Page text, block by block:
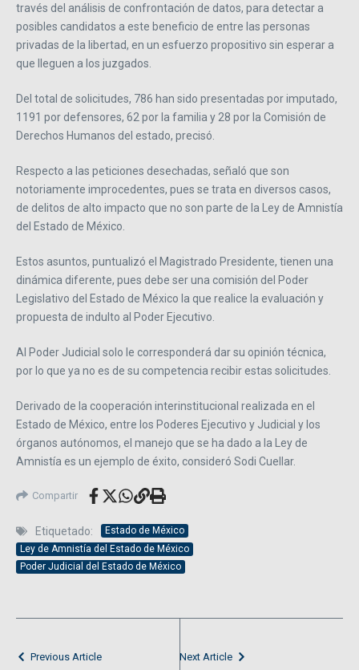
través del análisis de confrontación de datos, para detectar a
posibles candidatos a este beneficio de entre las personas
privadas de la libertad, en un esfuerzo propositivo sin esperar a
que lleguen a los juzgados.
Del total de solicitudes, 786 han sido presentadas por imputado,
1191 por defensores, 62 por la familia y 28 por la Comisión de
Derechos Humanos del estado, precisó.
Respecto a las peticiones desechadas, señaló que son
notoriamente improcedentes, pues se trata en diversos casos,
de delitos de alto impacto que no son parte de la Ley de Amnistía
del Estado de México.
Estos asuntos, puntualizó el Magistrado Presidente, tienen una
dinámica diferente, pues debe ser una comisión del Poder
Legislativo del Estado de México la que realice la evaluación y
propuesta de indulto al Poder Ejecutivo.
Al Poder Judicial solo le corresponderá dar su opinión técnica,
por lo que ya no es de su competencia recibir estas solicitudes.
Derivado de la cooperación interinstitucional realizada en el
Estado de México, entre los Poderes Ejecutivo y Judicial y los
órganos autónomos, el manejo que se ha dado a la Ley de
Amnistía es un ejemplo de éxito, consideró Sodi Cuellar.
Compartir
Etiquetado:
Estado de México
Ley de Amnistía del Estado de México
Poder Judicial del Estado de México
Previous Article Next Article